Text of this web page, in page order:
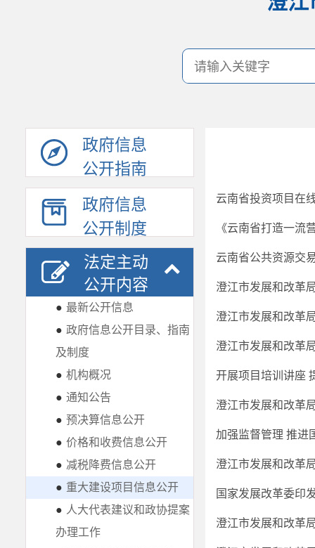
政府信息
公开指南
政府信息
公开制度
法定主动
公开内容
● 最新公开信息
● 政府信息公开目录、指南
及制度
● 机构概况
● 通知公告
● 预决算信息公开
● 价格和收费信息公开
● 减税降费信息公开
● 重大建设项目信息公开
● 人大代表建议和政协提案
办理工作
云南省公共资源交
开展项目培训讲座
加强监督管理 推进
国家发展改革委印